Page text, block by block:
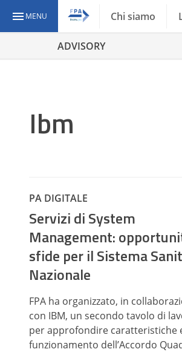
MENU Chi siamo
ADVISORY
Ibm
PA DIGITALE
Servizi di System
Management:
sfide per il Sistema
Nazionale
FPA ha organizzato, in
con IBM, un secondo tavolo di
per approfondire caratteristiche
funzionamento dell’Accordo